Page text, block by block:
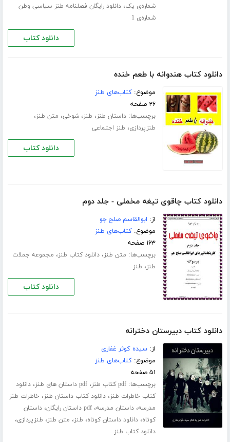
شماره‌ی یک،دانلود رایگان فصلنامه طنز سیاسی وطن
شماره‌ی 1
دانلود کتاب
دانلود کتاب هندوانه با طعم خنده
موضوع:کتاب‌های طنز
۲۶ صفحه
برچسب‌ها:داستان طنز، طنز،شوخی، متن طنز،
طنزپردازی، طنز اجتماعی
دانلود کتاب
دانلود کتاب چاقوی تیغه مخملی - جلد دوم
از: ابوالقاسم صلح جو
موضوع:کتاب‌های طنز
۱۶۳ صفحه
برچسب‌ها: متن طنز،دانلود کتاب طنز، مجموعه جملات
طنز، طنز
دانلود کتاب
دانلود کتاب دبیرستان دخترانه
از:سیده کوثر غفاری
موضوع:کتاب‌های طنز
۵۱ صفحه
برچسب‌ها:pdf کتاب طنز ،pdf داستان های طنز ،دانلود
کتاب خاطرات طنز،دانلود کتاب داستان طنز، خاطرات طنز
مدرسه،داستان مدرسه،pdf داستان رایگان ،داستان
کوتاه،دانلود داستان کوتاه، طنز، متن طنز، طنزپردازی،
دانلود کتاب طنز